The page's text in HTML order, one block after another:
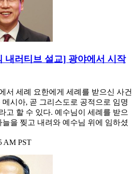
내러티브 설교] 광야에서 시작
서 세례 요한에게 세례를 받으신 사건
시아, 곧 그리스도로 공적으로 임명
고 할 수 있다. 예수님이 세례를 받으
을 찢고 내려와 예수님 위에 임하셨
AM PST